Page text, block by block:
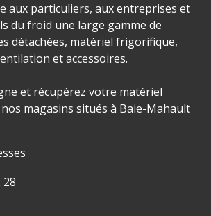
aux particuliers, aux entreprises et
du froid une large gamme de
détachées, matériel frigorifique,
et accessoires.
et récupérez votre matériel
magasins situés à Baie-Mahault
28